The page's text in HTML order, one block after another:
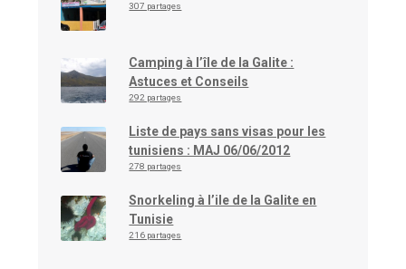
307 partages
Camping à l’île de la Galite :
Astuces et Conseils
292 partages
Liste de pays sans visas pour les
tunisiens : MAJ 06/06/2012
278 partages
Snorkeling à l’ile de la Galite en
Tunisie
216 partages